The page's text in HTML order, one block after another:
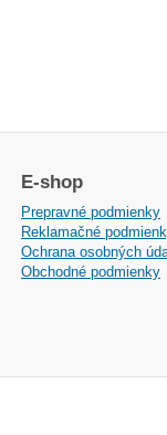
E-shop
Prepravné podmienky
Reklamačné
Ochrana osobných
Obchodné podmienky